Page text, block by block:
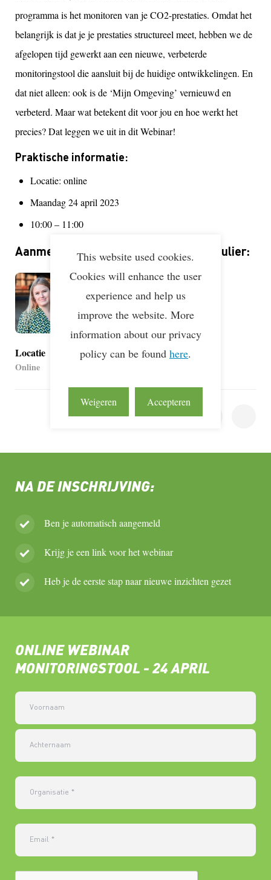
Minne Jansen
Projectmanager Lean & Green
Locatie
Online
programma is het monitoren van je CO2-prestaties. Omdat het
belangrijk is dat je je prestaties structureel meet, hebben we de
afgelopen tijd gewerkt aan een nieuwe, verbeterde
monitoringstool die aansluit bij de huidige ontwikkelingen. En
dat niet alleen: ook is de ‘Mijn Omgeving’ vernieuwd en
verbeterd. Maar wat betekent dit voor jou en hoe werkt het
precies? Dat leggen we uit in dit Webinar!
Praktische informatie:
Locatie: online
Maandag 24 april 2023
10:00 – 11:00
Aanmelden kan via onderstaand formulier:
DEEL DEZE PAGINA
NA DE INSCHRIJVING:
Ben je automatisch aangemeld
Krijg je een link voor het webinar
Heb je de eerste stap naar nieuwe inzichten gezet
ONLINE WEBINAR
MONITORINGSTOOL - 24 APRIL
Voornaam
Achternaam
Organisatie *
Email *
This website used cookies.
Cookies will enhance the user
experience and help us
improve the website. More
information about our privacy
policy can be found here.
Weigeren Accepteren